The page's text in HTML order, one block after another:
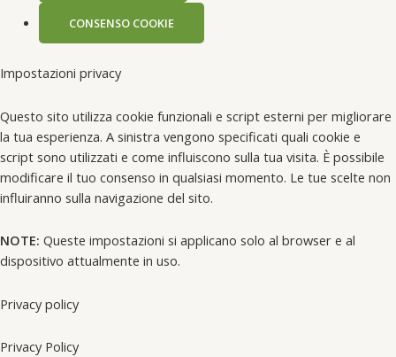
CONSENSO COOKIE
Impostazioni privacy
Questo sito utilizza cookie funzionali e script esterni per migliorare
la tua esperienza. A sinistra vengono specificati quali cookie e
script sono utilizzati e come influiscono sulla tua visita. È possibile
modificare il tuo consenso in qualsiasi momento. Le tue scelte non
influiranno sulla navigazione del sito.
NOTE: Queste impostazioni si applicano solo al browser e al
dispositivo attualmente in uso.
Privacy policy
Privacy Policy